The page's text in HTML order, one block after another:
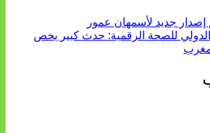
إصدار جديد لأسمهان عمور
الدولي للصحة الرقمية: حدث كبير يخص